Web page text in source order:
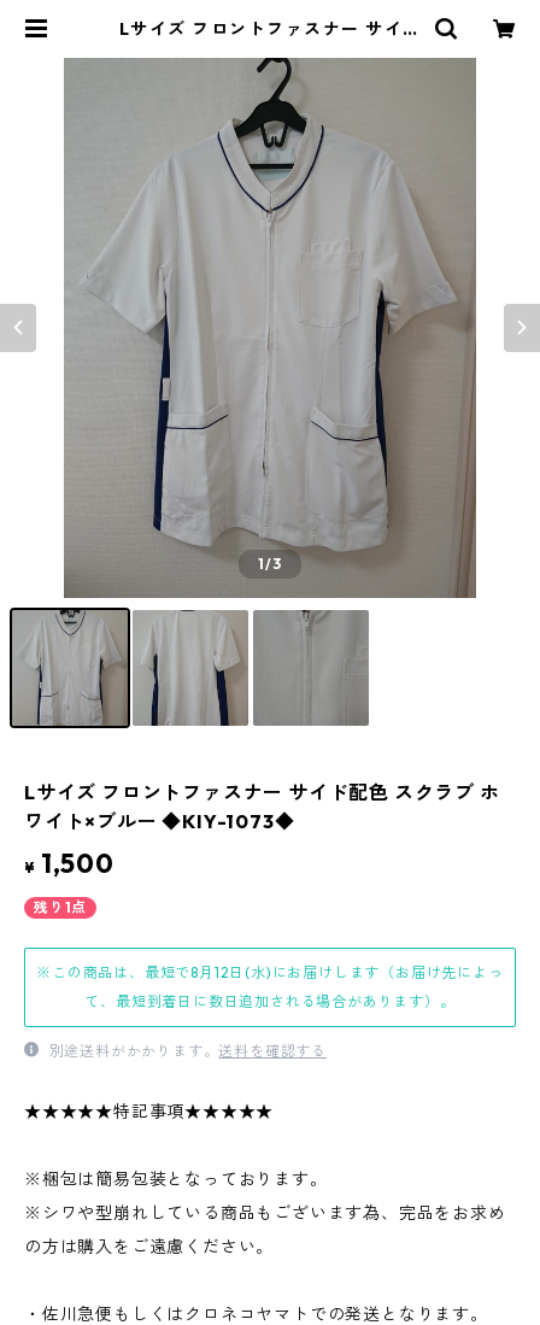
Lサイズ フロントファスナー サイド
IY-1073◆ | DOLUCK PRODUC
E
1/3
Lサイズ フロントファスナー サイド配色 スクラブ ホ
ワイト×ブルー ◆KIY-1073◆
¥ 1,500
残り1点
※この商品は、最短で8月12日(水)にお届けします（お届け先によっ
て、最短到着日に数日追加される場合があります）。
別途送料がかかります。送料を確認する
★★★★★特記事項★★★★★
※梱包は簡易包装となっております。
※シワや型崩れしている商品もございます為、完品をお求め
の方は購入をご遠慮ください。
・佐川急便もしくはクロネコヤマトでの発送となります。